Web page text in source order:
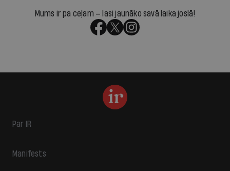
Mums ir pa ceļam — lasi jaunāko savā laika joslā!
Par IR
Manifests